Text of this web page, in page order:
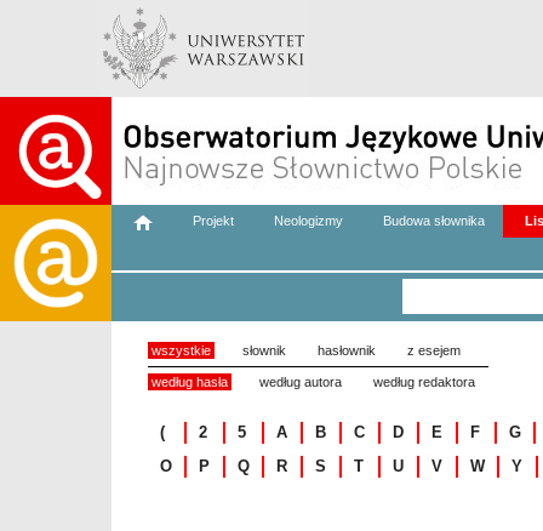
Projekt Neologizmy Budowa słownika
wszystkie słownik hasłownik z esejem
według hasła według autora według redaktora
( 2 5 A B C D E F
G
O
P Q R S T U V W Y